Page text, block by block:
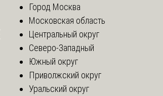
Город Москва
Московская область
Центральный округ
Северо-Западный
Южный округ
Приволжский округ
Уральский округ